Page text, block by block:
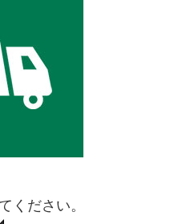
ください。